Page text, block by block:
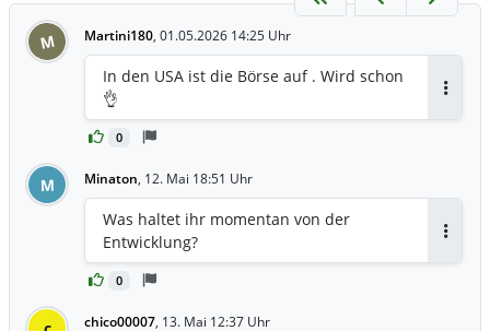
M Martini180, 01.05.2026 14:25 Uhr
0
In den USA ist die Börse auf . Wird schon
👌
M Minaton, 12. Mai 18:51 Uhr
0
Was haltet ihr momentan von der
Entwicklung?
chico00007, 13. Mai 12:37 Uhr